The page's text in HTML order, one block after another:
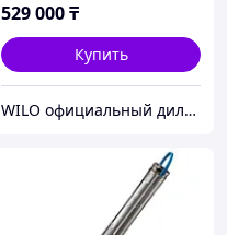
529 000₸
Купить
WILO официальный дилер ТОО МАМОНТ